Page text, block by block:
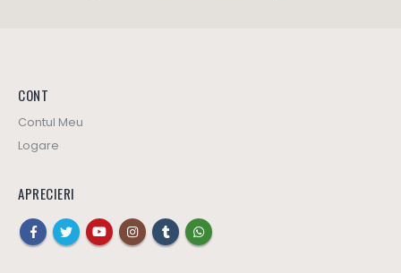
CONT
Contul Meu
Logare
APRECIERI